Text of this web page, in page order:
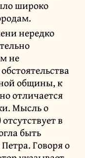
широко
нередко
не
общины, к
отличается
Мысль о
в
быть
Говоря о